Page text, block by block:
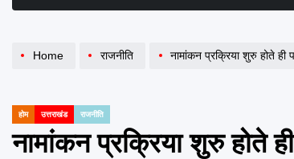
Home राजनीति नामांकन प्रक्रिया शुरु होते
POSTED
होम उत्तराखंड राजनीति
नामांकन प्रक्रिया शुरु होते